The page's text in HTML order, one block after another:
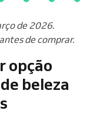
de 2026.
de comprar.
opção
beleza